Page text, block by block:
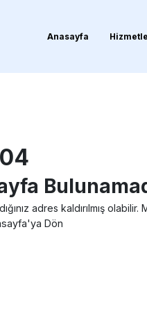
Anasayfa
adres kaldırılmış
Dön